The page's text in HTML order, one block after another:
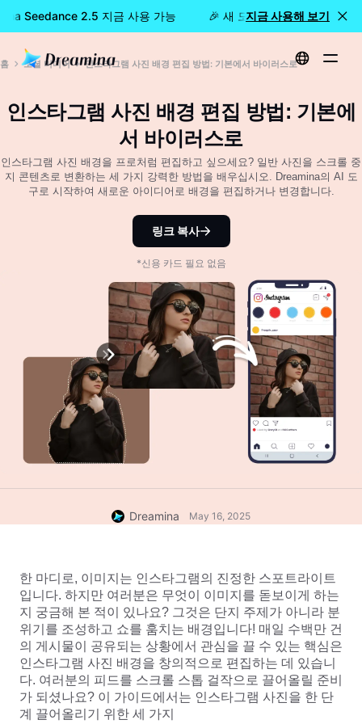
Seedance 2.5 지금 사용 가능 🎉 새 모델 출시: Dreamina
지금 사용해 보기
홈 소셜 미디어 인스타그램 사진 배경 편집 방법: 기본에서 바이러스로
인스타그램 사진 배경 편집 방법: 기본에
서 바이러스로
인스타그램 사진 배경을 프로처럼 편집하고 싶으세요? 일반 사진을 스크롤 중
지 콘텐츠로 변환하는 세 가지 강력한 방법을 배우십시오. Dreamina의 AI 도
구로 시작하여 새로운 아이디어로 배경을 편집하거나 변경합니다.
링크 복사
*신용 카드 필요 없음
Dreamina May 16, 2025
한 마디로, 이미지는 인스타그램의 진정한 스포트라이트
입니다. 하지만 여러분은 무엇이 이미지를 돋보이게 하는
지 궁금해 본 적이 있나요? 그것은 단지 주제가 아니라 분
위기를 조성하고 쇼를 훔치는 배경입니다! 매일 수백만 건
의 게시물이 공유되는 상황에서 관심을 끌 수 있는 핵심은
인스타그램 사진 배경을 창의적으로 편집하는 데 있습니
다. 여러분의 피드를 스크롤 스톱 걸작으로 끌어올릴 준비
가 되셨나요? 이 가이드에서는 인스타그램 사진을 한 단
계 끌어올리기 위한 세 가지